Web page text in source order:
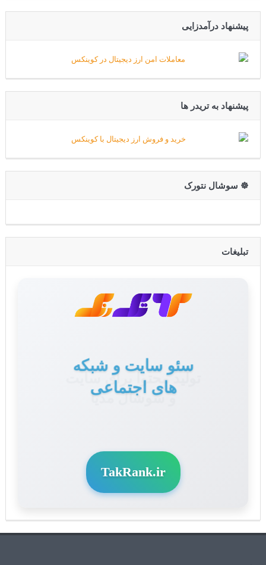
پیشنهاد درآمدزایی
پیشنهاد به تریدر ها
☸️ سوشال نتورک
تبلیغات
تولید محتوا برای سایت
و سوشال مدیا
TakRank.ir